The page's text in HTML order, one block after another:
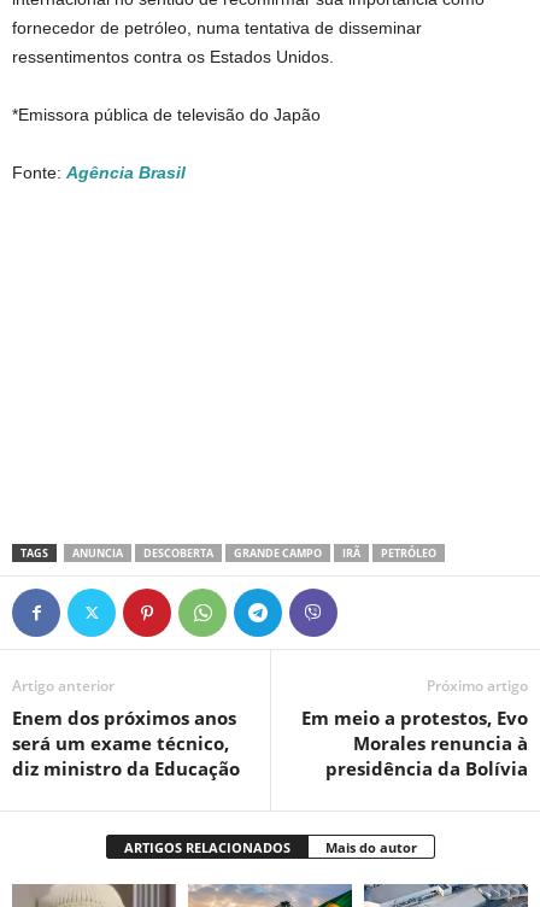
fornecedor de petróleo, numa tentativa de disseminar
ressentimentos contra os Estados Unidos.
*Emissora pública de televisão do Japão
Fonte: Agência Brasil
TAGS ANUNCIA DESCOBERTA GRANDE CAMPO IRÃ PETRÓLEO
Artigo anterior
Enem dos próximos anos
será um exame técnico,
diz ministro da Educação
Próximo artigo
Em meio a protestos, Evo
Morales renuncia à
presidência da Bolívia
ARTIGOS RELACIONADOS Mais do autor